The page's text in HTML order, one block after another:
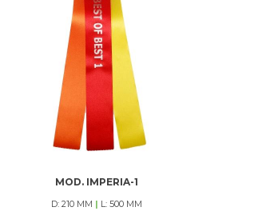
MOD. IMPERIA-1
D: 210 MM | L: 500 MM